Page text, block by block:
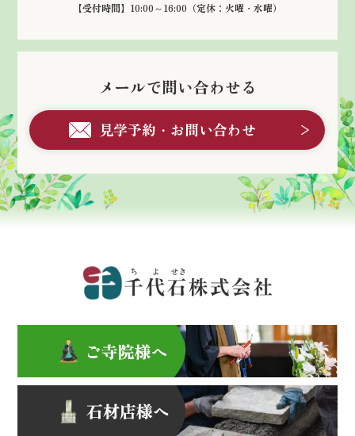
【受付時間】10:00～16:00 （定休：火曜・水曜）
メールで問い合わせる
見学予約・お問い合わせ